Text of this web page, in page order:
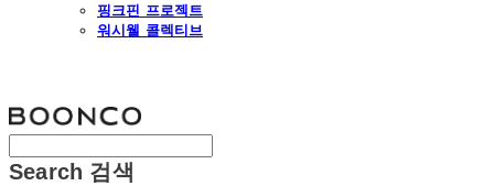
핑크핀 프로젝트
워시웰 콜렉티브
Search 검색